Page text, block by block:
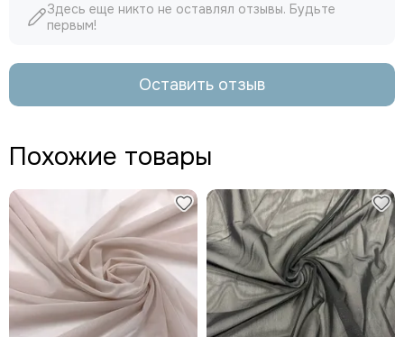
Здесь еще никто не оставлял отзывы. Будьте
первым!
Оставить отзыв
Похожие товары